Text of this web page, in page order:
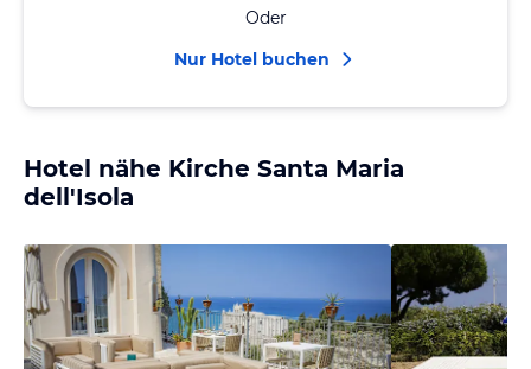
Oder
Nur Hotel buchen
Hotel nähe Kirche Santa Maria
dell'Isola